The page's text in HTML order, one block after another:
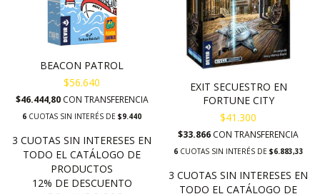
BEACON PATROL
$56.640
$46.444,80 CON TRANSFERENCIA
6 CUOTAS SIN INTERÉS DE $9.440
EXIT SECUESTRO EN
FORTUNE CITY
$41.300
$33.866 CON TRANSFERENCIA
6CUOTAS SIN INTERÉS DE $6.883,33